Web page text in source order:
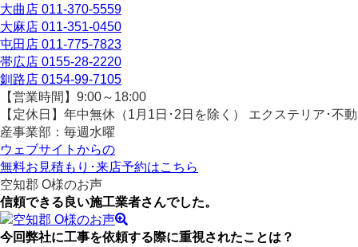
大曲店 011-370-5559
大麻店 011-351-0450
屯田店 011-775-7823
帯広店 0155-28-2220
釧路店 0154-99-7105
【営業時間】9:00～18:00
【定休日】年中無休（1月1日･2日を除く） エクステリア･不動
産事業部：毎週水曜
ウェブサイトからの
無料お見積もり･来店予約はこちら
空知郡 O様のお声
信頼できる良い施工業者さんでした。
今回弊社に工事を依頼する際に重視されたことは？